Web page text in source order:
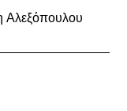
Αλεξόπουλου